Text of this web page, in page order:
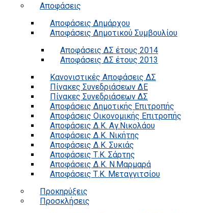
Αποφάσεις
Αποφάσεις Δημάρχου
Αποφάσεις Δημοτικού Συμβουλίου
Αποφάσεις ΔΣ έτους 2014
Αποφάσεις ΔΣ έτους 2013
Κανονιστικές Αποφάσεις ΔΣ
Πίνακες Συνεδριάσεων ΔΕ
Πίνακες Συνεδριάσεων ΔΣ
Αποφάσεις Δημοτικής Επιτροπής
Αποφάσεις Οικονομικής Επιτροπής
Αποφάσεις Δ.Κ. Αγ.Νικολάου
Αποφάσεις Δ.Κ. Νικήτης
Αποφάσεις Δ.Κ. Συκιάς
Αποφάσεις Τ.Κ. Σάρτης
Αποφάσεις Δ.Κ. Ν.Μαρμαρά
Αποφάσεις Τ.Κ. Μεταγγιτσίου
Προκηρύξεις
Προσκλήσεις